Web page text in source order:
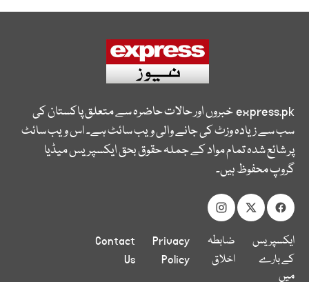
express.pkخبروں اور حالات حاضرہ سے متعلق پاکستان کی
سب سے زیادہ وزٹ کی جانے والی ویب سائٹ ہے۔ اس ویب سائٹ
پر شائع شدہ تمام مواد کے جملہ حقوق بحق ایکسپریس میڈیا
گروپ محفوظ ہیں۔
ایکسپریس
کے بارے
میں
ضابطہ
اخلاق
Privacy
Policy
Contact
Us